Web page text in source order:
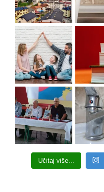
Učitaj više...